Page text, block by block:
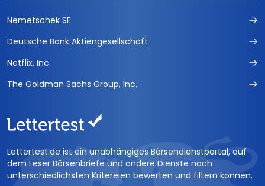
Nemetschek SE
Deutsche Bank Aktiengesellschaft
Netflix, Inc.
The Goldman Sachs Group, Inc.
Lettertest.de ist ein unabhängiges Börsendienstportal, auf
dem Leser Börsenbriefe und andere Dienste nach
unterschiedlichsten Kritereien bewerten und filtern können.